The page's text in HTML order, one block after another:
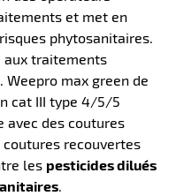
et met en
phytosanitaires.
aux traitements
max green de
cat III type 4/5/5
avec des coutures
recouvertes
les pesticides dilués
.